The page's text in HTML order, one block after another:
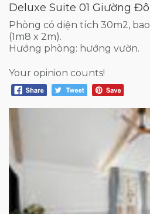
Deluxe Suite 01 Giường
Phòng có diện tích 30m2,
(1m8 x 2m).
Hướng phòng: hướng vườn.
Your opinion counts!